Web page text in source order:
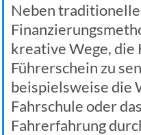
Neben
kreative Wege, die
Führerschein zu
beispielsweise die
Fahrschule oder
Fahrerfahrung